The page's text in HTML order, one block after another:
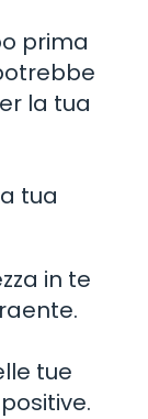
prima
la tua
tua
in te
tue